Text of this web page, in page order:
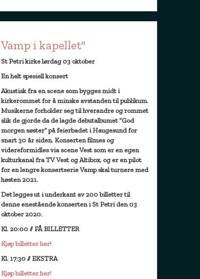
Vamp i kapellet"
St Petri kirke lørdag 03 oktober
En helt spesiell konsert
Akustisk fra en scene som bygges midt i
kirkerommet for å minske avstanden til publikum.
Musikerne forholder seg til hverandre og rommet
slik de gjorde da de lagde debutalbumet ”God
morgen søster” på feierbadet i Haugesund for
snart 30 år siden. Konserten filmes og
videreformidles via scene Vest som er en egen
kulturkanal fra TV Vest og Altibox, og er en pilot
for en lengre konsertserie Vamp skal turnere med
høsten 2021.
Det legges ut i underkant av 200 billetter til
denne enestående konserten i St Petri den 03
oktober 2020.
Kl. 20:00 // FÅ BILLETTER
Kjøp billetter her!
Kl. 17:30 // EKSTRA
Kjøp billetter her!